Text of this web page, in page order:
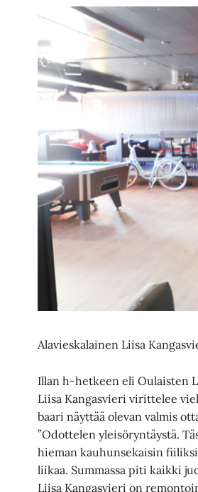
Alavieskalainen Liisa
Illan h-hetkeen eli Oulaisten
Liisa Kangasvieri virittelee
baari näyttää olevan valmis
”Odottelen yleisöryntäystä.
hieman kauhunsekaisin
liikaa. Summassa piti kaikki
Liisa Kangasvieri on